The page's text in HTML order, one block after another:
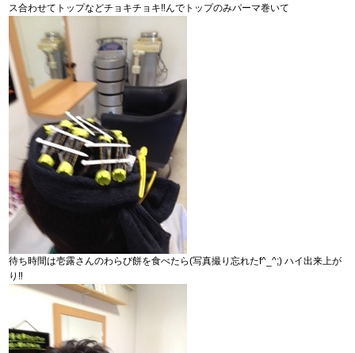
ス合わせてトップなどチョキチョキ‼︎んでトップのみパーマ巻いて
待ち時間は壱露さんのわらび餅を食べたら(写真撮り忘れたf^_^;) ハイ出来上が
り‼︎